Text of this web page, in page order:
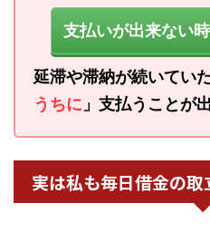
支払いが出来ない
延滞や滞納が続いてい
うちに 」支払うことが
実は私も毎日借金の